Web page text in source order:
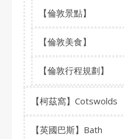
【倫敦景點】
【倫敦美食】
【倫敦行程規劃】
【柯茲窩】Cotswolds
【英國巴斯】Bath